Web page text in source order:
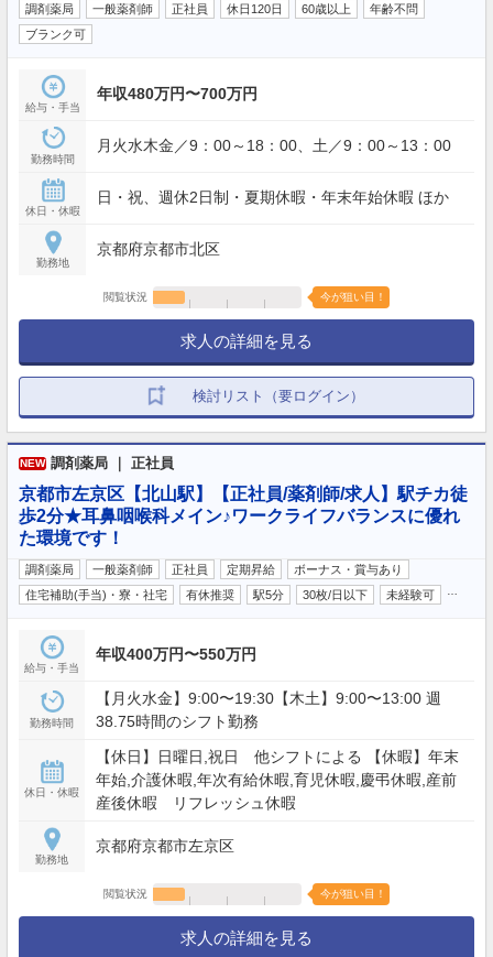
調剤薬局 一般薬剤師 正社員 休日120日 60歳以上
年齢不問
ブランク可
給与・手当
年収480万円〜700万円
勤務時間
月火水木金／9：00～18：00、土／9：00～13：00
休日・休暇
日・祝、週休2日制・夏期休暇・年末年始休暇 ほか
勤務地
京都府京都市北区
閲覧状況 今が狙い目！
求人の詳細を見る
検討リスト（要ログイン）
NEW 調剤薬局 ｜ 正社員
京都市左京区【北山駅】【正社員/薬剤師/求人】駅チカ徒
歩2分★耳鼻咽喉科メイン♪ワークライフバランスに優れ
た環境です！
調剤薬局 一般薬剤師 正社員 定期昇給
ボーナス・賞与あり
住宅補助(手当)・寮・社宅
有休推奨 駅5分 30枚/日以下 未経験可
給与・手当
年収400万円〜550万円
勤務時間
【月火水金】9:00〜19:30【木土】9:00〜13:00 週
38.75時間のシフト勤務
休日・休暇
【休日】日曜日,祝日 他シフトによる 【休暇】年末
年始,介護休暇,年次有給休暇,育児休暇,慶弔休暇,産前
産後休暇 リフレッシュ休暇
勤務地
京都府京都市左京区
閲覧状況 今が狙い目！
求人の詳細を見る